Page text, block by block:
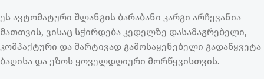
ეს ავტომატური შლანგის ბარაბანი კარგი არჩევანია
მათთვის, ვისაც სჭირდება კედელზე დასამაგრებელი,
კომპაქტური და მარტივად გამოსაყენებელი გადაწყვეტა
ბაღისა და ეზოს ყოველდღიური მორწყვისთვის.